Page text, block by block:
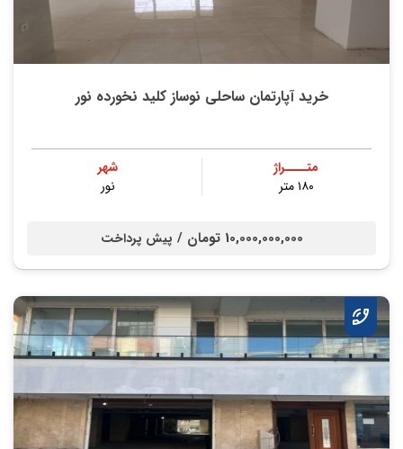
خرید آپارتمان ساحلی نوساز کلید نخورده نور
متــــراژ
۱۸۰ متر
شهر
نور
10,000,000,000 تومان / پیش پرداخت